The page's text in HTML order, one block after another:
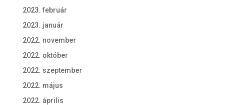
2023. február
2023. január
2022. november
2022. október
2022. szeptember
2022. május
2022. április